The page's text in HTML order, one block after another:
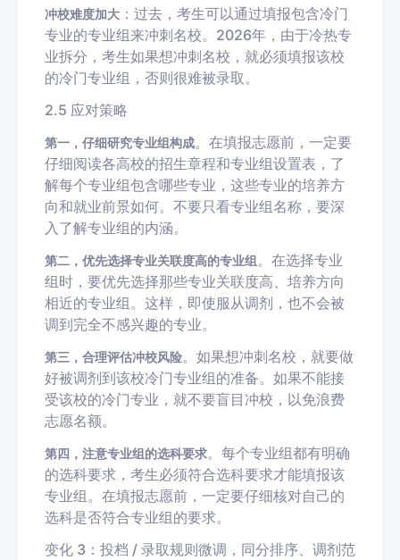
冲校难度加大 ：过去，考生可以通过填报包含冷门
专业的专业组来冲刺名校。2026年，由于冷热专
业拆分，考生如果想冲刺名校，就必须填报该校
的冷门专业组，否则很难被录取。
2.5 应对策略
第一，仔细研究专业组构成。在填报志愿前，一定要
仔细阅读各高校的招生章程和专业组设置表，了
解每个专业组包含哪些专业，这些专业的培养方
向和就业前景如何。不要只看专业组名称，要深
入了解专业组的内涵。
第二，优先选择专业关联度高的专业组。在选择专业
组时，要优先选择那些专业关联度高、培养方向
相近的专业组。这样，即使服从调剂，也不会被
调到完全不感兴趣的专业。
第三，合理评估冲校风险。如果想冲刺名校，就要做
好被调剂到该校冷门专业组的准备。如果不能接
受该校的冷门专业，就不要盲目冲校，以免浪费
志愿名额。
第四，注意专业组的选科要求。每个专业组都有明确
的选科要求，考生必须符合选科要求才能填报该
专业组。在填报志愿前，一定要仔细核对自己的
选科是否符合专业组的要求。
变化 3：投档 / 录取规则微调，同分排序、调剂范